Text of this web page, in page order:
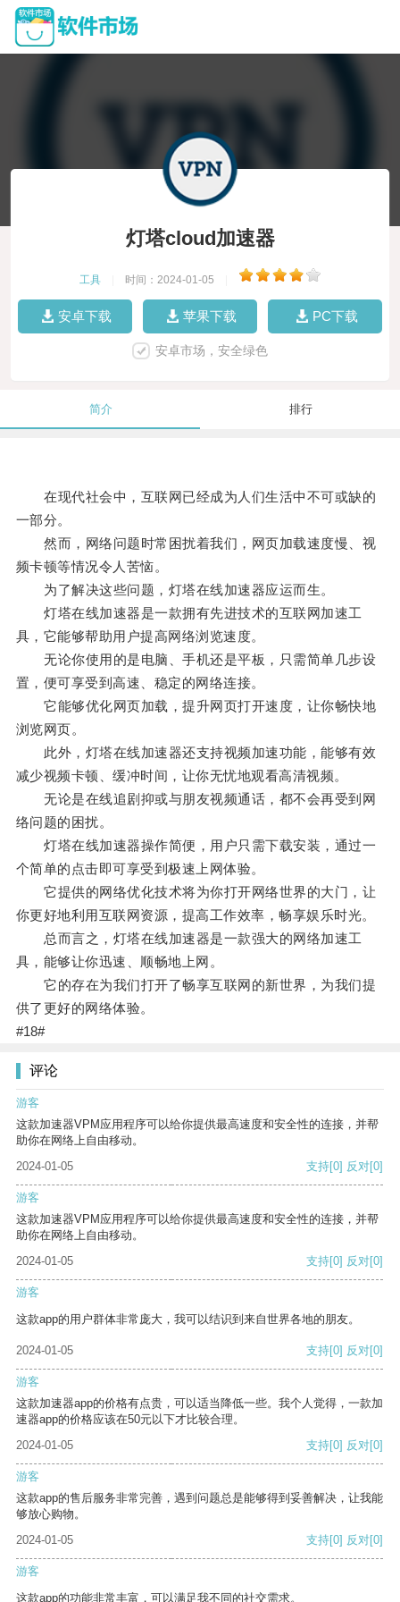
灯塔cloud加速器
工具 时间：2024-01-05
安卓下载 苹果下载 PC下载
安卓市场，安全绿色
简介 排行
在现代社会中，互联网已经成为人们生活中不可或缺的
一部分。
然而，网络问题时常困扰着我们，网页加载速度慢、视
频卡顿等情况令人苦恼。
为了解决这些问题，灯塔在线加速器应运而生。
灯塔在线加速器是一款拥有先进技术的互联网加速工
具，它能够帮助用户提高网络浏览速度。
无论你使用的是电脑、手机还是平板，只需简单几步设
置，便可享受到高速、稳定的网络连接。
它能够优化网页加载，提升网页打开速度，让你畅快地
浏览网页。
此外，灯塔在线加速器还支持视频加速功能，能够有效
减少视频卡顿、缓冲时间，让你无忧地观看高清视频。
无论是在线追剧抑或与朋友视频通话，都不会再受到网
络问题的困扰。
灯塔在线加速器操作简便，用户只需下载安装，通过一
个简单的点击即可享受到极速上网体验。
它提供的网络优化技术将为你打开网络世界的大门，让
你更好地利用互联网资源，提高工作效率，畅享娱乐时光。
总而言之，灯塔在线加速器是一款强大的网络加速工
具，能够让你迅速、顺畅地上网。
它的存在为我们打开了畅享互联网的新世界，为我们提
供了更好的网络体验。
#18#
评论
游客
这款加速器VPM应用程序可以给你提供最高速度和安全性的连接，并帮
助你在网络上自由移动。
2024-01-05
支持[0] 反对[0]
游客
这款加速器VPM应用程序可以给你提供最高速度和安全性的连接，并帮
助你在网络上自由移动。
2024-01-05
支持[0] 反对[0]
游客
这款app的用户群体非常庞大，我可以结识到来自世界各地的朋友。
2024-01-05 支持[0] 反对[0]
游客
这款加速器app的价格有点贵，可以适当降低一些。我个人觉得，一款加
速器app的价格应该在50元以下才比较合理。
2024-01-05
支持[0] 反对[0]
游客
这款app的售后服务非常完善，遇到问题总是能够得到妥善解决，让我能
够放心购物。
2024-01-05
支持[0] 反对[0]
游客
这款app的功能非常丰富，可以满足我不同的社交需求。